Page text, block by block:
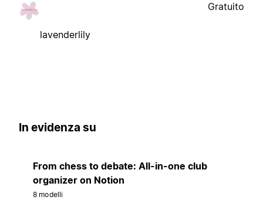
lavenderlily
Gratuito
In evidenza su
From chess to debate: All-in-one club
organizer on Notion
8 modelli